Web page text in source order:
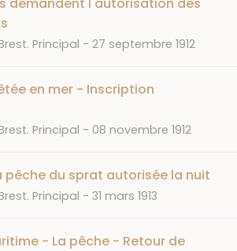
Principal DATE
27 septembre 1912
en mer - Inscription
Principal DATE
08 novembre 1912
pêche du sprat autorisée la nuit
Principal DATE
31 mars 1913
- La pêche - Retour de